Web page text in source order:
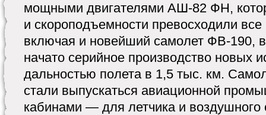
мощными двигателями АШ-82 ФН,
и скороподъемности превосходили
включая и новейший самолет ФВ-190,
начато серийное производство новых
дальностью полета в 1,5 тыс. км.
стали выпускаться авиационной
кабинами — для летчика и воздушного